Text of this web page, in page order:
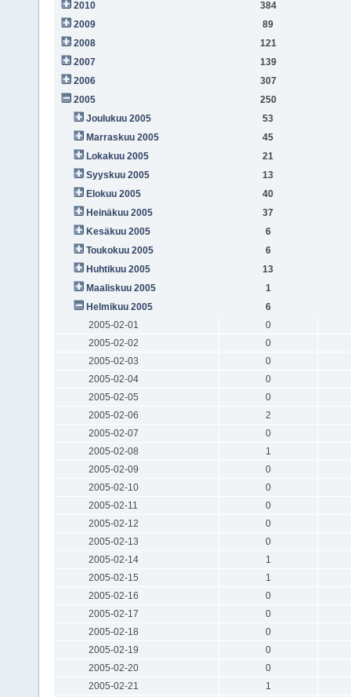
2010
384
2009
89
2008
121
2007
139
2006
307
2005
250
Joulukuu 2005
53
Marraskuu 2005
45
Lokakuu 2005
21
Syyskuu 2005
13
Elokuu 2005
40
Heinäkuu 2005
37
Kesäkuu 2005
6
Toukokuu 2005
6
Huhtikuu 2005
13
Maaliskuu 2005
1
Helmikuu 2005
6
2005-02-01
0
2005-02-02
0
2005-02-03
0
2005-02-04
0
2005-02-05
0
2005-02-06
2
2005-02-07
0
2005-02-08
1
2005-02-09
0
2005-02-10
0
2005-02-11
0
2005-02-12
0
2005-02-13
0
2005-02-14
1
2005-02-15
1
2005-02-16
0
2005-02-17
0
2005-02-18
0
2005-02-19
0
2005-02-20
0
2005-02-21
1